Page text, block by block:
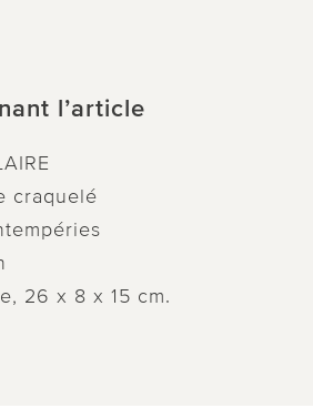
l’article
craquelé
26 x 8 x 15 cm.